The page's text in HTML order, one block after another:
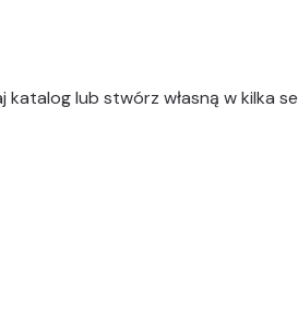
lub stwórz własną w kilka